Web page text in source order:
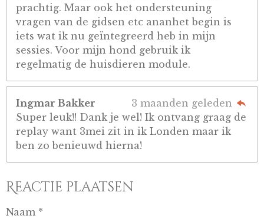
prachtig. Maar ook het ondersteuning
vragen van de gidsen etc ananhet begin is
iets wat ik nu geïntegreerd heb in mijn
sessies. Voor mijn hond gebruik ik
regelmatig de huisdieren module.
Ingmar Bakker
3 maanden geleden
Super leuk!! Dank je wel! Ik ontvang graag de
replay want 3mei zit in ik Londen maar ik
ben zo benieuwd hierna!
Reactie plaatsen
Naam *